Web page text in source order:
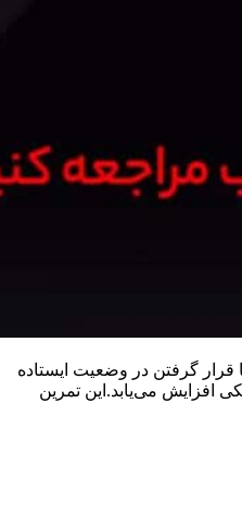
گرفتن در وضعیت ایستاده
افزایش می‌یابد.این تمرین